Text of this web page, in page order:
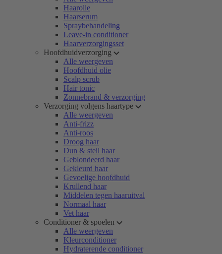
Haarolie
Haarserum
Spraybehandeling
Leave-in conditioner
Haarverzorgingsset
Hoofdhuidverzorging
Alle weergeven
Hoofdhuid olie
Scalp scrub
Hair tonic
Zonnebrand & verzorging
Verzorging volgens haartype
Alle weergeven
Anti-frizz
Anti-roos
Droog haar
Dun & steil haar
Geblondeerd haar
Gekleurd haar
Gevoelige hoofdhuid
Krullend haar
Middelen tegen haaruitval
Normaal haar
Vet haar
Conditioner & spoelen
Alle weergeven
Kleurconditioner
Hydraterende conditioner